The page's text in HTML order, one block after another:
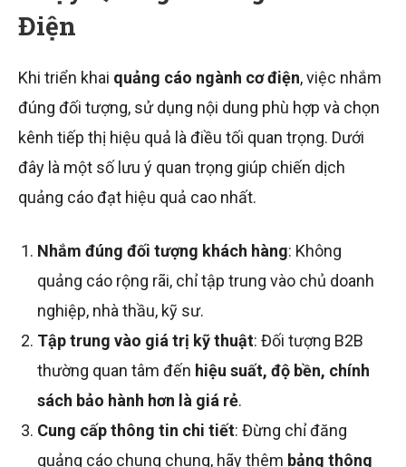
Điện
Khi triển khai quảng cáo ngành cơ điện, việc nhắm
đúng đối tượng, sử dụng nội dung phù hợp và chọn
kênh tiếp thị hiệu quả là điều tối quan trọng. Dưới
đây là một số lưu ý quan trọng giúp chiến dịch
quảng cáo đạt hiệu quả cao nhất.
Nhắm đúng đối tượng khách hàng: Không
quảng cáo rộng rãi, chỉ tập trung vào chủ doanh
nghiệp, nhà thầu, kỹ sư.
Tập trung vào giá trị kỹ thuật: Đối tượng B2B
thường quan tâm đến hiệu suất, độ bền, chính
sách bảo hành hơn là giá rẻ.
Cung cấp thông tin chi tiết: Đừng chỉ đăng
quảng cáo chung chung, hãy thêm bảng thông